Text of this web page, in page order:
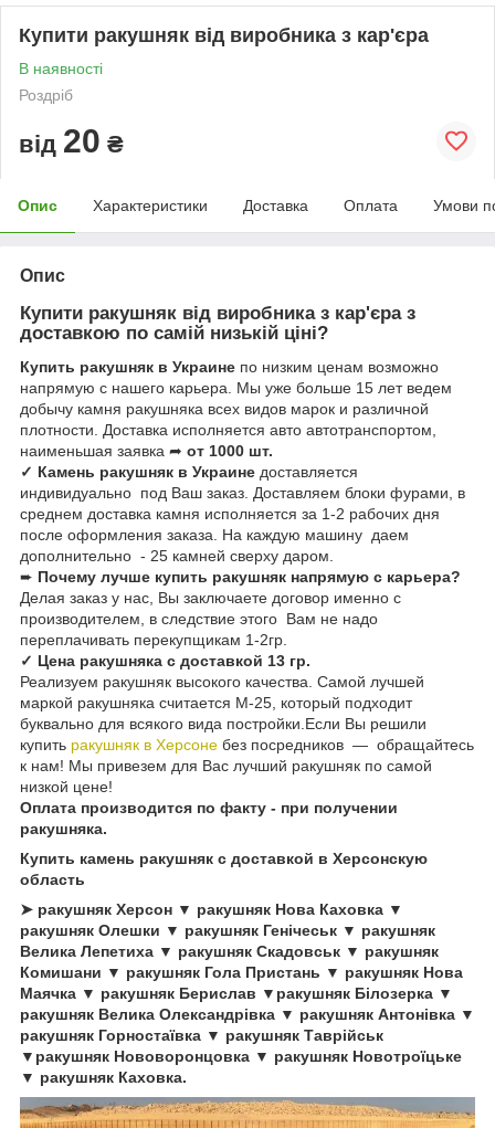
Купити ракушняк від виробника з кар'єра
В наявності
Роздріб
від 20 ₴
Опис Характеристики Доставка Оплата Умови
Опис
Купити ракушняк від виробника з кар'єра з
доставкою по самій низькій ціні?
Купить ракушняк в Украине по низким ценам возможно
напрямую с нашего карьера. Мы уже больше 15 лет ведем
добычу камня ракушняка всех видов марок и различной
плотности. Доставка исполняется авто автотранспортом,
наименьшая заявка ➦ от 1000 шт.
✓ Камень ракушняк в Украине доставляется
индивидуально под Ваш заказ. Доставляем блоки фурами, в
среднем доставка камня исполняется за 1-2 рабочих дня
после оформления заказа. На каждую машину даем
дополнительно - 25 камней сверху даром.
➨ Почему лучше купить ракушняк напрямую с карьера?
Делая заказ у нас, Вы заключаете договор именно с
производителем, в следствие этого Вам не надо
переплачивать перекупщикам 1-2гр.
✓ Цена ракушняка с доставкой 13 гр.
Реализуем ракушняк высокого качества. Самой лучшей
маркой ракушняка считается М-25, который подходит
буквально для всякого вида постройки.Если Вы решили
купить ракушняк в Херсоне без посредников — обращайтесь
к нам! Мы привезем для Вас лучший ракушняк по самой
низкой цене!
Оплата производится по факту - при получении
ракушняка.
Купить камень ракушняк с доставкой в Херсонскую
область
➤ ракушняк Херсон ▼ ракушняк Нова Каховка ▼
ракушняк Олешки ▼ ракушняк Генічеськ ▼ ракушняк
Велика Лепетиха ▼ ракушняк Скадовськ ▼ ракушняк
Комишани ▼ ракушняк Гола Пристань ▼ ракушняк Нова
Маячка ▼ ракушняк Берислав ▼ракушняк Білозерка ▼
ракушняк Велика Олександрівка ▼ ракушняк Антонівка ▼
ракушняк Горностаївка ▼ ракушняк Таврійськ
▼ракушняк Нововоронцовка ▼ ракушняк Новотроїцьке
▼ ракушняк Каховка.